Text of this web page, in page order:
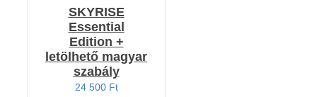
SKYRISE
Essential
Edition +
letölhető magyar
szabály
24 500 Ft